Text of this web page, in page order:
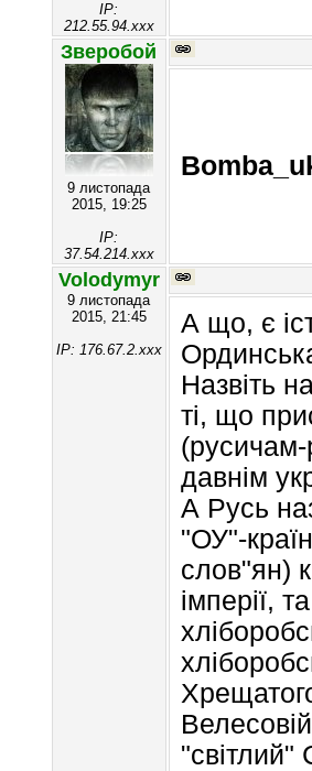
IP:
212.55.94.xxx
Зверобой
9 листопада
2015, 19:25
IP:
37.54.214.xxx
Volodymyr
9 листопада
2015, 21:45
IP: 176.67.2.xxx
А що, є
Назвіть
ті, що
давнім
А Русь
"ОУ"-
слов"ян)
імперії,
"світлий"